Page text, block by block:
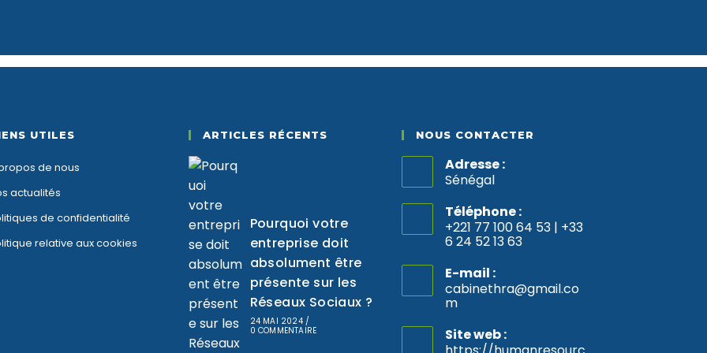
UTILES
de nous
actualités
de confidentialité
relative aux cookies
ARTICLES RÉCENTS
Pourquoi votre
entreprise doit
absolument être
présente sur les
Réseaux Sociaux ?
24 MAI 2024 /
0 COMMENTAIRE
NOUS CONTACTER
Adresse :
Sénégal
Téléphone :
+221 77 100 64 53 | +33
6 24 52 13 63
E-mail :
cabinethra@gmail.co
mS’ouvre
votre
application
Site web :